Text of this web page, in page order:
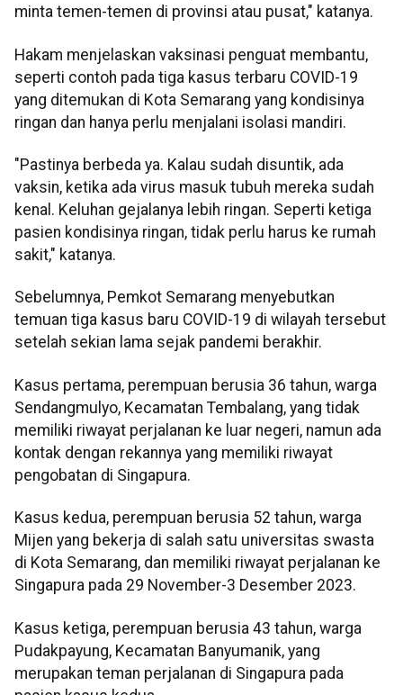
minta temen-temen di provinsi atau pusat," katanya.
Hakam menjelaskan vaksinasi penguat membantu,
seperti contoh pada tiga kasus terbaru COVID-19
yang ditemukan di Kota Semarang yang kondisinya
ringan dan hanya perlu menjalani isolasi mandiri.
"Pastinya berbeda ya. Kalau sudah disuntik, ada
vaksin, ketika ada virus masuk tubuh mereka sudah
kenal. Keluhan gejalanya lebih ringan. Seperti ketiga
pasien kondisinya ringan, tidak perlu harus ke rumah
sakit," katanya.
Sebelumnya, Pemkot Semarang menyebutkan
temuan tiga kasus baru COVID-19 di wilayah tersebut
setelah sekian lama sejak pandemi berakhir.
Kasus pertama, perempuan berusia 36 tahun, warga
Sendangmulyo, Kecamatan Tembalang, yang tidak
memiliki riwayat perjalanan ke luar negeri, namun ada
kontak dengan rekannya yang memiliki riwayat
pengobatan di Singapura.
Kasus kedua, perempuan berusia 52 tahun, warga
Mijen yang bekerja di salah satu universitas swasta
di Kota Semarang, dan memiliki riwayat perjalanan ke
Singapura pada 29 November-3 Desember 2023.
Kasus ketiga, perempuan berusia 43 tahun, warga
Pudakpayung, Kecamatan Banyumanik, yang
merupakan teman perjalanan di Singapura pada